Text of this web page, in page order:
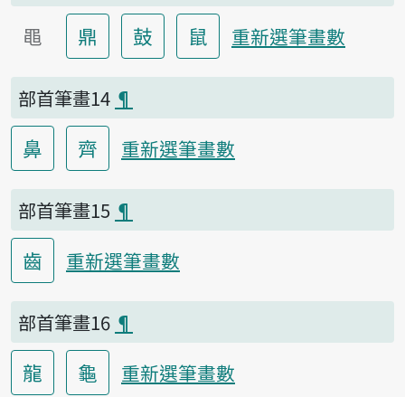
黽 鼎 鼓 鼠 重新選筆畫數
部首筆畫14 ¶
鼻 齊 重新選筆畫數
部首筆畫15 ¶
齒 重新選筆畫數
部首筆畫16 ¶
龍 龜 重新選筆畫數